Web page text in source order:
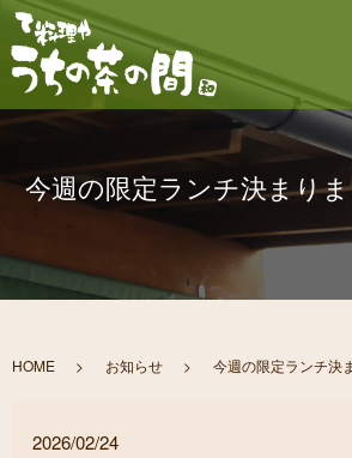
今週の限定ランチ決まり
HOME お知らせ 今週の限定ランチ決
2026/02/24